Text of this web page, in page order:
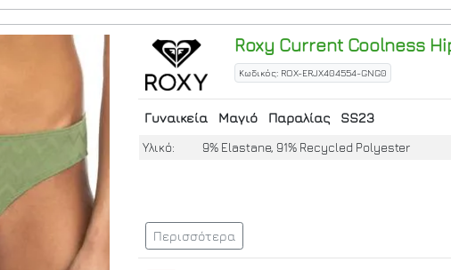
Roxy Current Coolness
Κωδικός: ROX-ERJX404554-GNG0
Γυναικεία Μαγιό Παραλίας SS23
Υλικό: 9% Elastane, 91% Recycled Polyester
Περισσότερα